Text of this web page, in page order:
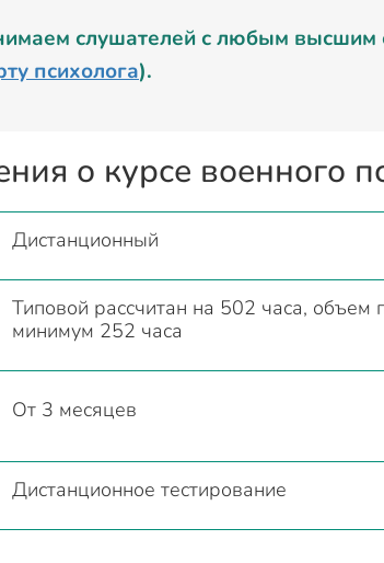
слушателей с любым высшим
психолога).
о курсе военного
Дистанционный
Типовой рассчитан на 502 часа, объем
минимум 252 часа
От 3 месяцев
Дистанционное тестирование